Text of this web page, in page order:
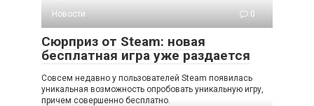
Новости
0
Сюрприз от Steam: новая
бесплатная игра уже раздается
Совсем недавно у пользователей Steam появилась
уникальная возможность опробовать уникальную игру,
причем совершенно бесплатно.